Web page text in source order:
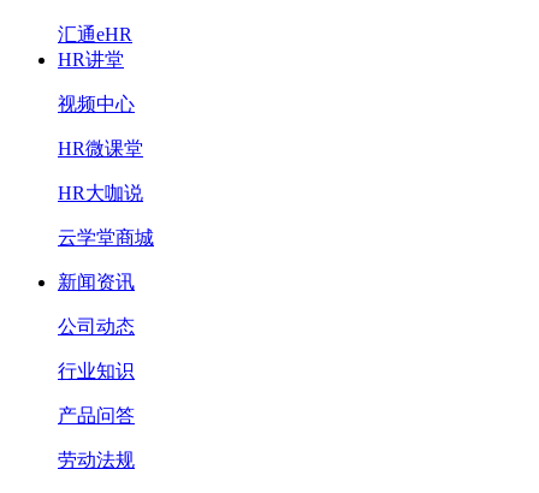
汇通eHR
HR讲堂
视频中心
HR微课堂
HR大咖说
云学堂商城
新闻资讯
公司动态
行业知识
产品问答
劳动法规